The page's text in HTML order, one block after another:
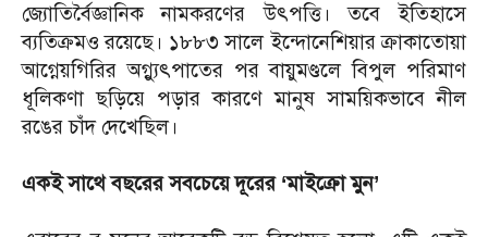
জ্যোতির্বৈজ্ঞানিক নামকরণের উৎপত্তি। তবে ইতিহাসে
ব্যতিক্রমও রয়েছে। ১৮৮৩ সালে ইন্দোনেশিয়ার ক্রাকাতোয়া
আগ্নেয়গিরির অগ্ন্যুৎপাতের পর বায়ুমণ্ডলে বিপুল পরিমাণ
ধূলিকণা ছড়িয়ে পড়ার কারণে মানুষ সাময়িকভাবে নীল
রঙের চাঁদ দেখেছিল।
একই সাথে বছরের সবচেয়ে দূরের ‘মাইক্রো মুন’